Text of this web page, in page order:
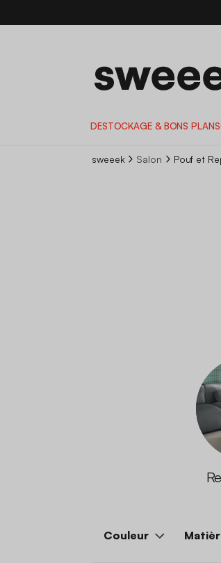
DESTOCKAGE & BONS PLANS
sweeek Salon Pouf et
Couleur